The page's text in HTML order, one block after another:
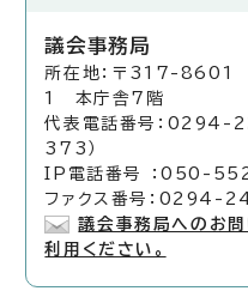
議会事務局
所在地：〒317-8601
1 本庁舎7階
代表電話番号：0294-
373）
IP電話番号 ：050-
ファクス番号：0294-
議会事務局へのお
利用ください。